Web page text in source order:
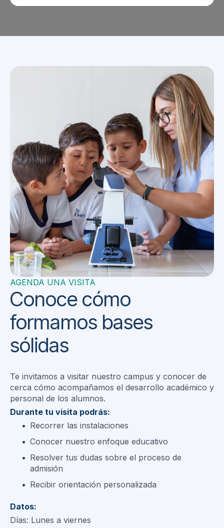
AGENDA UNA VISITA
Conoce cómo
formamos bases
sólidas
Te invitamos a visitar nuestro campus y conocer de
cerca cómo acompañamos el desarrollo académico y
personal de los alumnos.
Durante tu visita podrás:
Recorrer las instalaciones
Conocer nuestro enfoque educativo
Resolver tus dudas sobre el proceso de
admisión
Recibir orientación personalizada
Datos:
Días: Lunes a viernes